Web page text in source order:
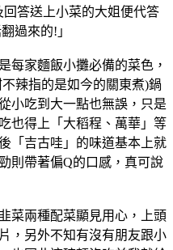
回答送上小菜的大姐便代答
過來的!」
每家麵飯小攤必備的菜色，
辣指的是如今的關東煮)鍋
小吃到大一點也無誤，只是
也得上「大稻程、萬華」等
「吉古哇」的味道基本上就
則帶著偏Q的口感，真可說
菜兩種配菜顯見用心，上頭
，另外不知有沒有朋友跟小